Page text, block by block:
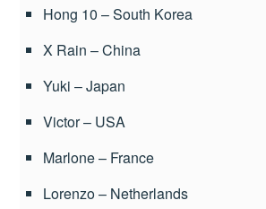
Hong 10 – South Korea
X Rain – China
Yuki – Japan
Victor – USA
Marlone – France
Lorenzo – Netherlands